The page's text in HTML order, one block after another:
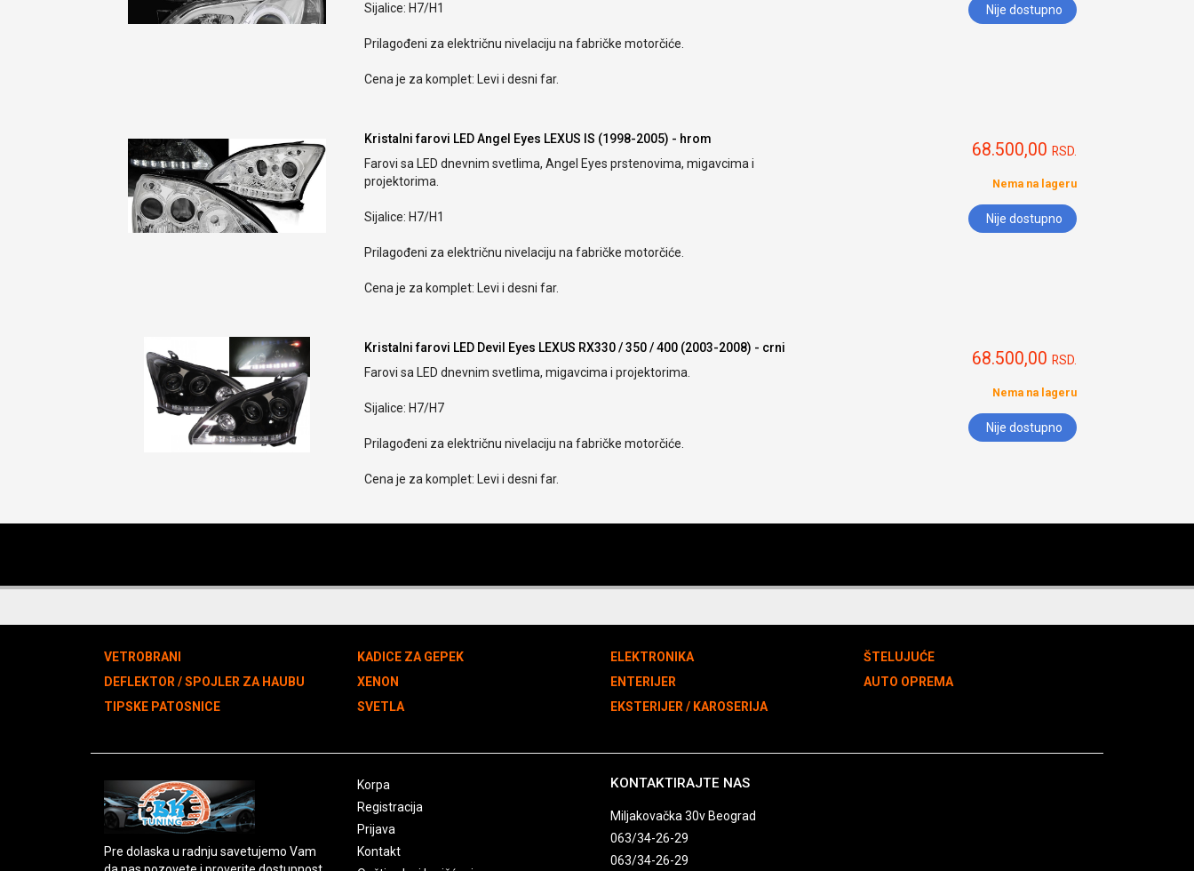
Sijalice: H7/H1
Prilagođeni za električnu nivelaciju na fabričke motorčiće.
Cena je za komplet: Levi i desni far.
Nije dostupno
Kristalni farovi LED Angel Eyes LEXUS IS (1998-2005) - hrom
Farovi sa LED dnevnim svetlima, Angel Eyes prstenovima, migavcima i
projektorima.
Sijalice: H7/H1
Prilagođeni za električnu nivelaciju na fabričke motorčiće.
Cena je za komplet: Levi i desni far.
68.500,00 RSD.
Nema na lageru
Nije dostupno
Kristalni farovi LED Devil Eyes LEXUS RX330 / 350 / 400 (2003-2008) - crni
Farovi sa LED dnevnim svetlima, migavcima i projektorima.
Sijalice: H7/H7
Prilagođeni za električnu nivelaciju na fabričke motorčiće.
Cena je za komplet: Levi i desni far.
68.500,00 RSD.
Nema na lageru
Nije dostupno
VETROBRANI
DEFLEKTOR / SPOJLER ZA HAUBU
TIPSKE PATOSNICE
KADICE ZA GEPEK
XENON
SVETLA
ELEKTRONIKA
ENTERIJER
EKSTERIJER / KAROSERIJA
ŠTELUJUĆE
AUTO OPREMA
Pre dolaska u radnju savetujemo Vam
Korpa
Registracija
Prijava
Kontakt
KONTAKTIRAJTE NAS
Miljakovačka 30v Beograd
063/34-26-29
063/34-26-29